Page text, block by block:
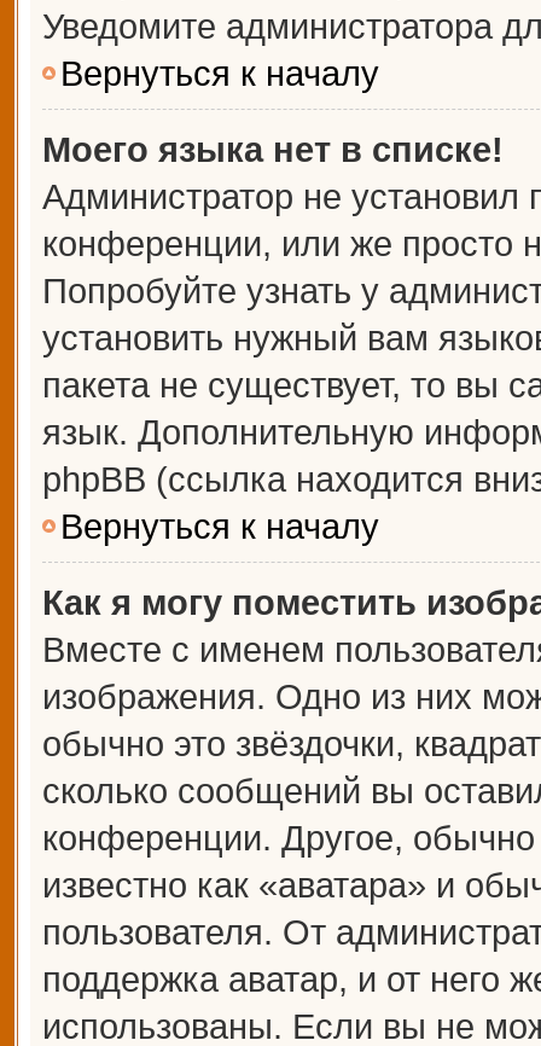
Уведомите администратора
Вернуться к началу
Моего языка нет в списке!
Администратор не установил
конференции, или же просто
Попробуйте узнать у
установить нужный вам
пакета не существует, то вы
язык. Дополнительную
phpBB (ссылка находится
Вернуться к началу
Как я могу поместить
Вместе с именем
изображения. Одно из них
обычно это звёздочки,
сколько сообщений вы
конференции. Другое,
известно как «аватара» и
пользователя. От
поддержка аватар, и от него
использованы. Если вы не